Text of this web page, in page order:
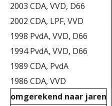
2003 CDA, VVD, D66
2002 CDA, LPF, VVD
1998 PvdA, VVD, D66
1994 PvdA, VVD, D66
1989 CDA, PvdA
1986 CDA, VVD
omgerekend naar jaren